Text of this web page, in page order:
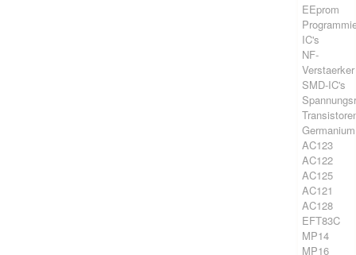
EEprom
IC's
NF-
Verstaerker
SMD-IC's
Germanium
AC123
AC122
AC125
AC121
AC128
EFT83C
MP14
MP16